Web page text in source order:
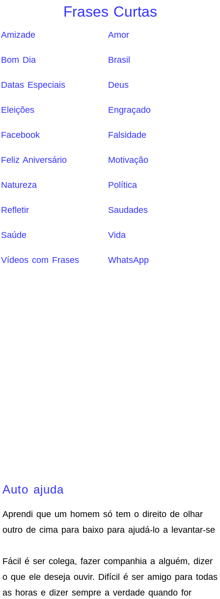
Frases Curtas
Amizade Amor
Bom Dia Brasil
Datas Especiais Deus
Eleições Engraçado
Facebook Falsidade
Feliz Aniversário Motivação
Natureza Política
Refletir Saudades
Saúde Vida
Vídeos com Frases WhatsApp
Auto ajuda
Aprendi que um homem só tem o direito de olhar
outro de cima para baixo para ajudá-lo a levantar-se
Fácil é ser colega, fazer companhia a alguém, dizer
o que ele deseja ouvir. Difícil é ser amigo para todas
as horas e dizer sempre a verdade quando for